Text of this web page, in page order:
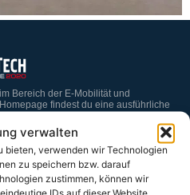
verwalten
bieten, verwenden wir Technologien
zu speichern bzw. darauf
zustimmen, können wir
IDs auf dieser Website
Bereich der E-Mobilität und
findest du eine ausführliche